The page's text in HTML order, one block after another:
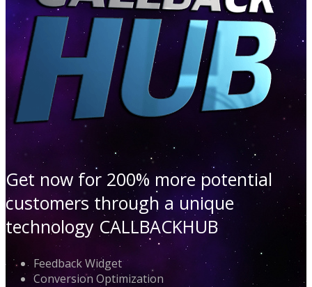
Get now for 200% more potential
customers through a unique
technology CALLBACKHUB
Feedback Widget
Conversion Optimization